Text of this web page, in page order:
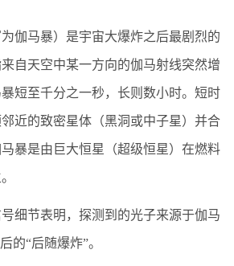
伽马暴）是宇宙大爆炸之后最剧烈的
自天空中某一方向的伽马射线突然增
短至千分之一秒，长则数小时。短时
近的致密星体（黑洞或中子星）并合
暴是由巨大恒星（超级恒星）在燃料
细节表明，探测到的光子来源于伽马
的“后随爆炸”。